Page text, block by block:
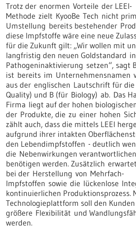
Trotz der enormen Vorteile der LEEI-
Methode zielt KyooBe Tech nicht
Umstellung bereits bestehender
diese Impfstoffe wäre eine neue
für die Zukunft gilt: „Wir wollen mit
langfristig den neuen Goldstandard
Pathogeninaktivierung setzen“, sagt
ist bereits im Unternehmensnamen
aus der englischen Lautschrift für
Quality) und B (für Biology) ab. Das
Firma liegt auf der hohen
der Produkte, die zu einer hohen
zählt auch, dass die mittels LEEI
aufgrund ihrer intakten
den Lebendimpfstoffen - deutlich
die Nebenwirkungen
benötigen werden. Zusätzlich
bei der Herstellung von Mehrfach-
Impfstoffen sowie die lückenlose
kontinuierlichen Produktionsprozess.
Technologieplattform soll den
größere Flexibilität und
werden.